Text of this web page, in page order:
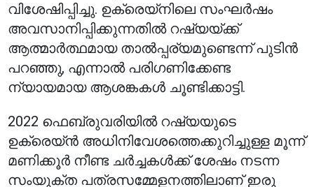
വിശേഷിപ്പിച്ചു. ഉക്രെയ്നിലെ സംഘർഷം
അവസാനിപ്പിക്കുന്നതിൽ റഷ്യയ്ക്ക്
ആത്മാർത്ഥമായ താൽപ്പര്യമുണ്ടെന്ന് പുടിൻ
പറഞ്ഞു, എന്നാൽ പരിഗണിക്കേണ്ട
ന്യായമായ ആശങ്കകൾ ചൂണ്ടിക്കാട്ടി.
2022 ഫെബ്രുവരിയിൽ റഷ്യയുടെ
ഉക്രെയ്ൻ അധിനിവേശത്തെക്കുറിച്ചുള്ള മൂന്ന്
മണിക്കൂർ നീണ്ട ചർച്ചകൾക്ക് ശേഷം നടന്ന
സംയുക്ത പത്രസമ്മേളനത്തിലാണ് ഇരു